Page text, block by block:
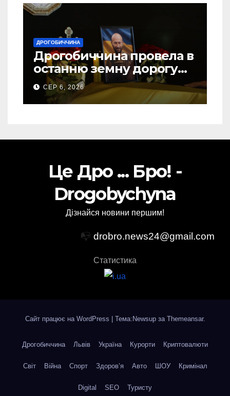
ДРОГОБИЧЧИНА
Дрогобиччина провела в
останню земну дорогу
свого Захисника – Олега
Торського
СЕР 6, 2026
Це Дро ... Бро! -
Drogobychyna
Дізнайся новини першим!
📭 drobro.news24@gmail.com
Статистика
Сайт працює на WordPress Тема:Newsup за Themeansar.
Дрогобиччина Львів Україна Курорти Криптовалюти
Світ Війна Спорт Здоров’я Авто ШОУ Кримінал
Digital SEO Туристу